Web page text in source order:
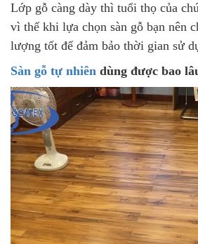
Lớp gỗ càng dày thì tuổi thọ của
vì thế khi lựa chọn sàn gỗ bạn nên
lượng tốt để đảm bảo thời gian sử
Sàn gỗ tự nhiên dùng được bao